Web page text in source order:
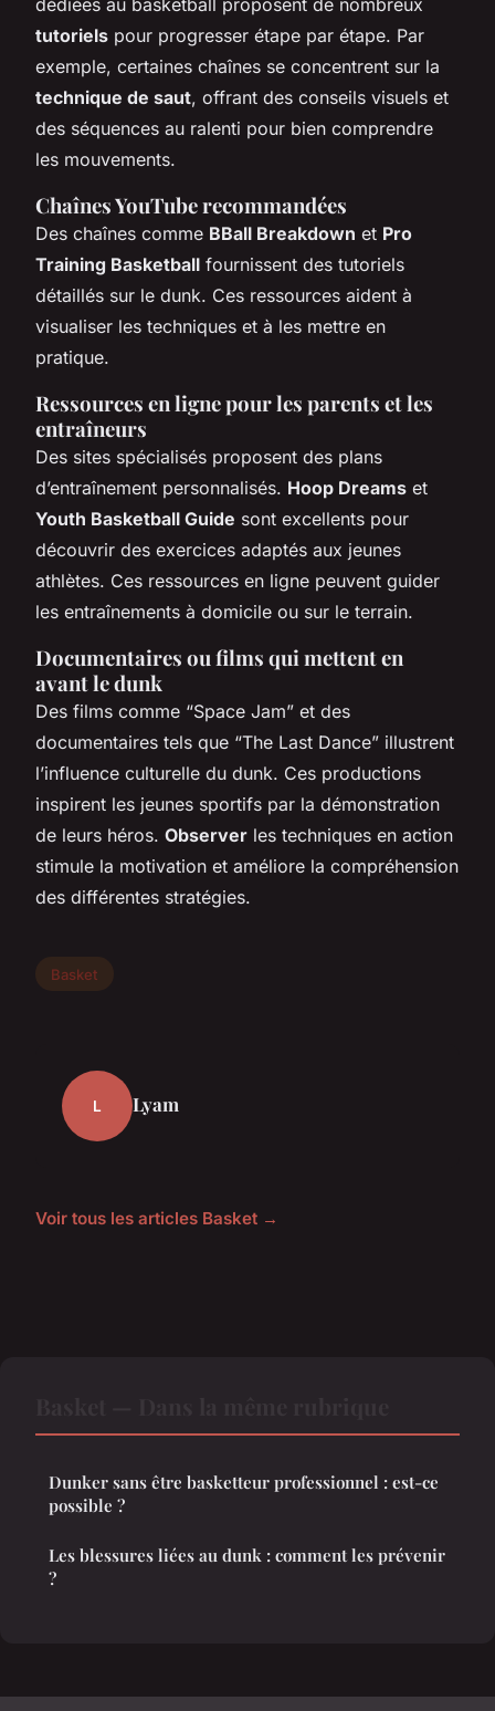
tutoriels pour progresser étape par étape. Par
exemple, certaines chaînes se concentrent sur la
technique de saut, offrant des conseils visuels et
des séquences au ralenti pour bien comprendre
les mouvements.
Chaînes YouTube recommandées
Des chaînes comme BBall Breakdown et Pro
Training Basketball fournissent des tutoriels
détaillés sur le dunk. Ces ressources aident à
visualiser les techniques et à les mettre en
pratique.
Ressources en ligne pour les parents et les
entraîneurs
Des sites spécialisés proposent des plans
d’entraînement personnalisés. Hoop Dreams et
Youth Basketball Guide sont excellents pour
découvrir des exercices adaptés aux jeunes
athlètes. Ces ressources en ligne peuvent guider
les entraînements à domicile ou sur le terrain.
Documentaires ou films qui mettent en
avant le dunk
Des films comme “Space Jam” et des
documentaires tels que “The Last Dance” illustrent
l’influence culturelle du dunk. Ces productions
inspirent les jeunes sportifs par la démonstration
de leurs héros. Observer les techniques en action
stimule la motivation et améliore la compréhension
des différentes stratégies.
Basket
L Lyam
Voir tous les articles Basket →
Dunker sans être basketteur professionnel : est-ce
possible ?
Les blessures liées au dunk : comment les prévenir
?